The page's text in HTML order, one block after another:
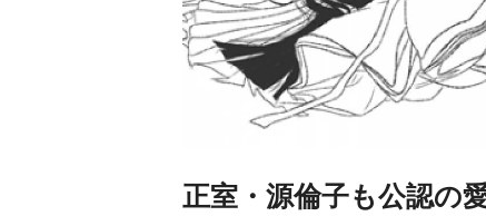
正室・源倫子も公認の